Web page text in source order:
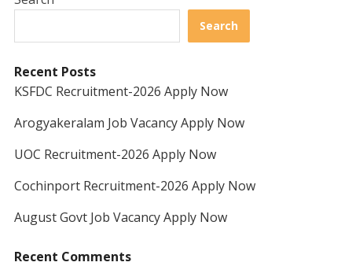
Search
Recent Posts
KSFDC Recruitment-2026 Apply Now
Arogyakeralam Job Vacancy Apply Now
UOC Recruitment-2026 Apply Now
Cochinport Recruitment-2026 Apply Now
August Govt Job Vacancy Apply Now
Recent Comments